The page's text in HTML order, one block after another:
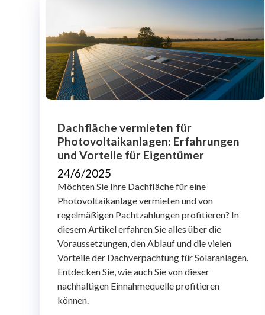
Dachfläche vermieten für
Photovoltaikanlagen: Erfahrungen
und Vorteile für Eigentümer
24/6/2025
Möchten Sie Ihre Dachfläche für eine
Photovoltaikanlage vermieten und von
regelmäßigen Pachtzahlungen profitieren? In
diesem Artikel erfahren Sie alles über die
Voraussetzungen, den Ablauf und die vielen
Vorteile der Dachverpachtung für Solaranlagen.
Entdecken Sie, wie auch Sie von dieser
nachhaltigen Einnahmequelle profitieren
können.